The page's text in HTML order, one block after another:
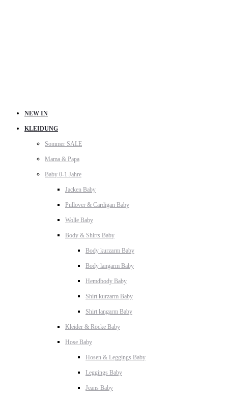
NEW IN
KLEIDUNG
Sommer SALE
Mama & Papa
Baby 0-1 Jahre
Jacken Baby
Pullover & Cardigan Baby
Wolle Baby
Body & Shirts Baby
Body kurzarm Baby
Body langarm Baby
Hemdbody Baby
Shirt kurzarm Baby
Shirt langarm Baby
Kleider & Röcke Baby
Hose Baby
Hosen & Leggings Baby
Leggings Baby
Jeans Baby